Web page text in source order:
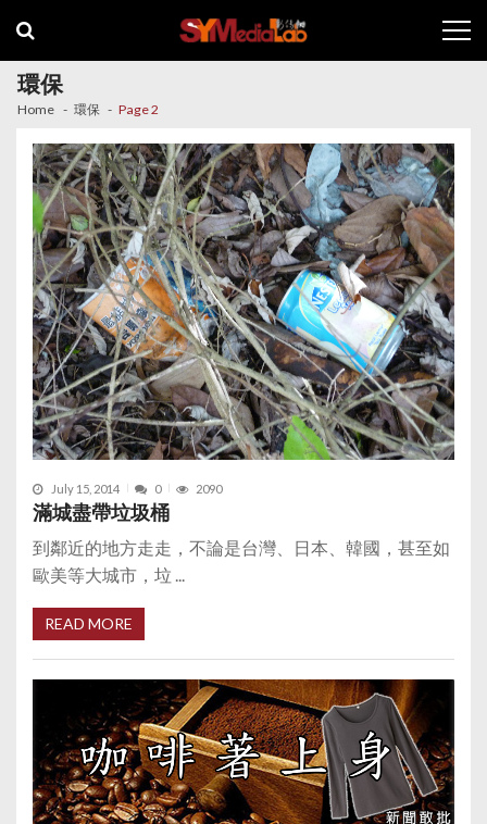
navigation
content
環保
Home 環保 Page 2
July 15, 2014 0 2090
滿城盡帶垃圾桶
到鄰近的地方走走，不論是台灣、日本、韓國，甚至如
歐美等大城市，垃 ...
READ MORE